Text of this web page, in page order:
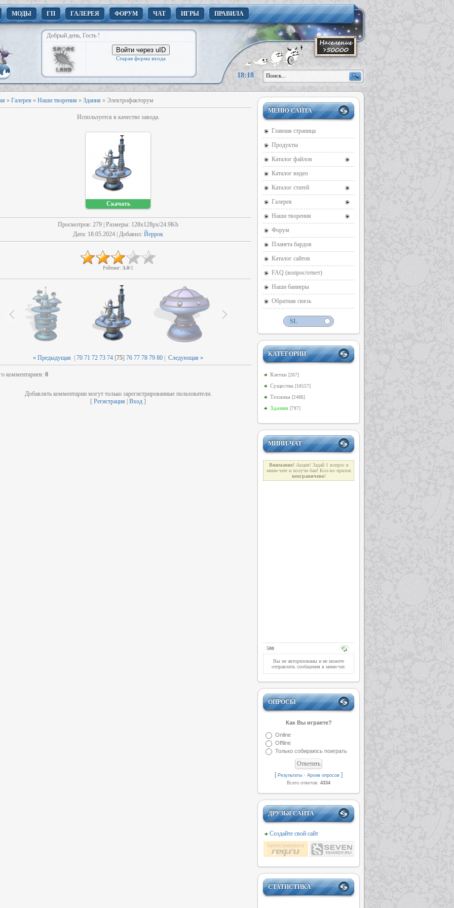
МОДЫ ГП ГАЛЕРЕЯ ФОРУМ ЧАТ ИГРЫ ПРАВИЛА
Добрый день, Гость !
Войти через uID
Старая форма входа
18:18
» Галерея » Наши творения » Здания » Электрофакторум
Используется в качестве завода.
Скачать
Просмотров: 279 | Размеры: 128x128px/24.9Kb
Дата: 18.05.2024 | Добавил: Йеррок
Рейтинг: 3.0/1
« Предыдущая 70 71 72 73 74 [75] 76 77 78 79 80 Следующая »
комментариев: 0
Добавлять комментарии могут только зарегистрированные пользователи.
[ Регистрация Вход ]
МЕНЮ САЙТА
Главная страница
Продукты
Каталог файлов
Каталог видео
Каталог статей
Галерея
Наши творения
Форум
Планета бардов
Каталог сайтов
FAQ (вопрос/ответ)
Наши баннеры
Обратная связь
КАТЕГОРИИ
Клетки [267]
Существа [10557]
Техника [2486]
Здания [797]
МИНИ-ЧАТ
Внимание!Акция! Задай 1 вопрос в
мини-чате и получи бан! Кол-во призов
неограничено!
500
Вы не авторизованы и не можете
отправлять сообщения в мини-чат.
ОПРОСЫ
Как Вы играете?
Online
Offline
Только собираюсь поиграть
[ Результаты · Архив опросов ]
Всего ответов: 4334
ДРУЗЬЯ САЙТА
Создайте свой сайт
СТАТИСТИКА